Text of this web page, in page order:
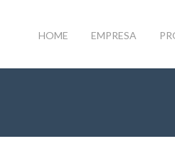
HOME EMPRESA